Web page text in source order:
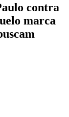
contra
marca